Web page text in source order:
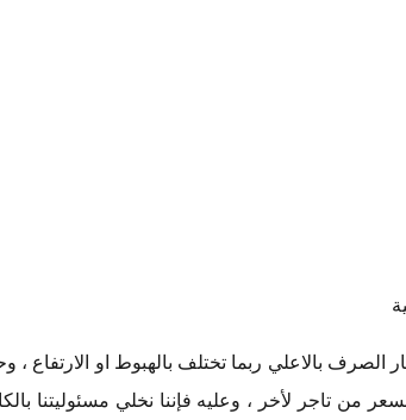
الصرف بالاعلي ربما تختلف بالهبوط او
من تاجر لأخر ، وعليه فإننا نخلي